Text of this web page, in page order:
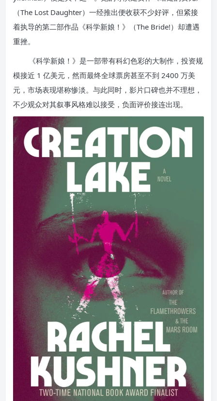
（The Lost Daughter）一经推出便收获不少好评，但紧接
着执导的第二部作品《科学新娘！》（The Bride!）却遭遇
重挫。
《科学新娘！》是一部带有科幻色彩的大制作，投资规
模接近 1 亿美元，然而最终全球票房甚至不到 2400 万美
元，市场表现堪称惨淡。与此同时，影片口碑也并不理想，
不少观众对其叙事风格难以接受，负面评价接连出现。